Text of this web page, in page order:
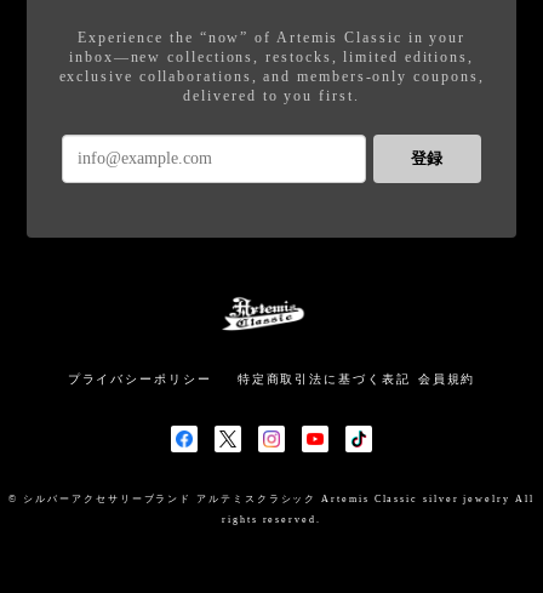
Experience the “now” of Artemis Classic in your
inbox—new collections, restocks, limited editions,
exclusive collaborations, and members-only coupons,
delivered to you first.
登録
プライバシーポリシー 特定商取引法に基づく表記 会員規約
© シルバーアクセサリーブランド アルテミスクラシック Artemis Classic silver jewelry All
rights reserved.